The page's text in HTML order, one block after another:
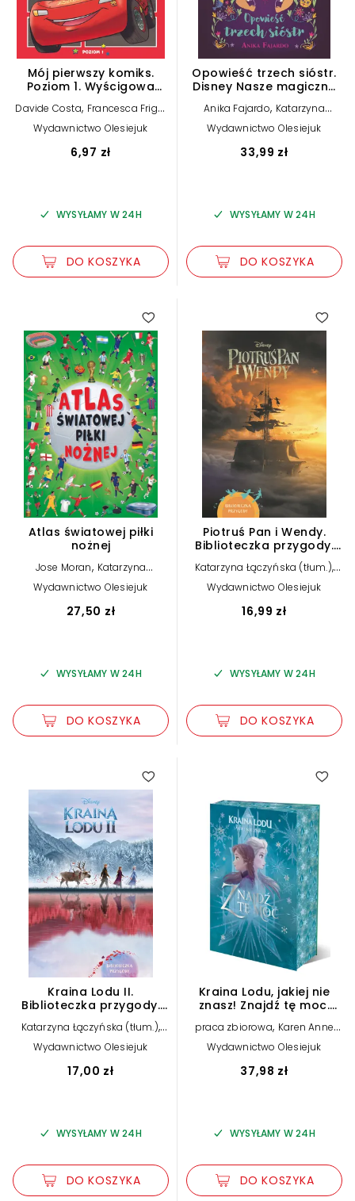
Mój pierwszy komiks.
Poziom 1. Wyścigowa
Auta
Davide Costa, Francesca Frigo,
Katarzyna Łączyńska (tłum.)
Wydawnictwo Olesiejuk
6,97 zł
WYSYŁAMY W 24H
DO KOSZYKA
Opowieść trzech sióstr.
Disney Nasze magiczne
Anika Fajardo, Katarzyna
Łączyńska (tłum.)
Wydawnictwo Olesiejuk
33,99 zł
WYSYŁAMY W 24H
DO KOSZYKA
Atlas światowej piłki
nożnej
Jose Moran, Katarzyna
Łączyńska (tłum.),
Cristina
Garcia (ilustr.)
Wydawnictwo Olesiejuk
27,50 zł
WYSYŁAMY W 24H
DO KOSZYKA
Piotruś Pan i Wendy.
Biblioteczka przygody.
Disney
Katarzyna Łączyńska (tłum.),
Elizabeth Rudnick
Wydawnictwo Olesiejuk
16,99 zł
WYSYŁAMY W 24H
DO KOSZYKA
Kraina Lodu II.
Biblioteczka przygody.
Katarzyna Łączyńska (tłum.),
David Blaze
Wydawnictwo Olesiejuk
17,00 zł
WYSYŁAMY W 24H
DO KOSZYKA
5.00
Kraina Lodu, jakiej nie
znasz! Znajdź tę moc.
Disney
praca zbiorowa, Karen Anne
Buljo
Jen Calonita , Lorie
Langdon,Katarzyna Łączyńska
(tłum.)
Wydawnictwo Olesiejuk
37,98 zł
WYSYŁAMY W 24H
DO KOSZYKA